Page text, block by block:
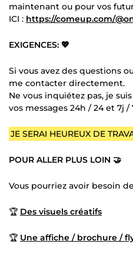
maintenant ou pour vos
ICI : https://comeup.com/
EXIGENCES: 💖
Si vous avez des questions
me contacter directement.
Ne vous inquiétez pas, je
vos messages 24h / 24 et 7j /
JE SERAI HEUREUX DE
POUR ALLER PLUS LOIN 🤝
Vous pourriez avoir besoin
🏆 Des visuels créatifs
🏆 Une affiche / brochure /